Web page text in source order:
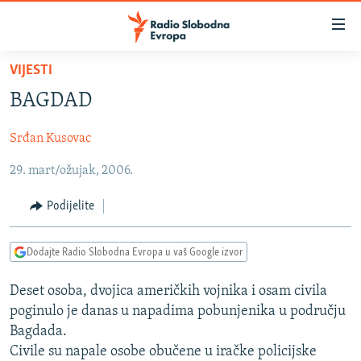
Pređite
glavni
Pređite
na
navigaciju
Pređite
na
pretragu
SRBIJA
KOSOVO
CRNA GORA
VIZUELNO
VIDEO
FOTOGALERIJE
INFOGRAFIKE
PODCASTI
RAT U UKRAJINI
KINA NA BALKANU
RSE PRIČE IZ SVIJETA
VIJESTI
BAGDAD
Srđan Kusovac
29. mart/ožujak, 2006.
Podijelite
Dodajte Radio Slobodna Evropa u vaš Google izvor
Deset osoba, dvojica američkih vojnika i osam civila
poginulo je danas u napadima pobunjenika u području
Bagdada.
Civile su napale osobe obučene u iračke policijske